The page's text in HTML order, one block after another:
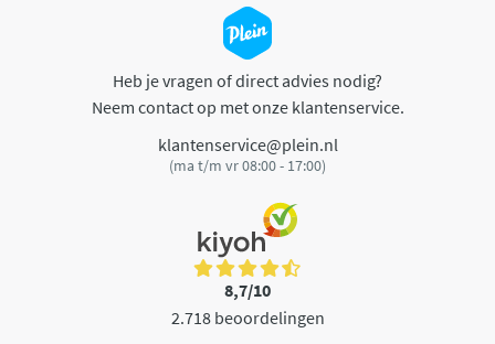
Heb je vragen of direct advies nodig?
Neem contact op met onze klantenservice.
klantenservice@plein.nl
(ma t/m vr 08:00 - 17:00)
8,7/10
2.718 beoordelingen